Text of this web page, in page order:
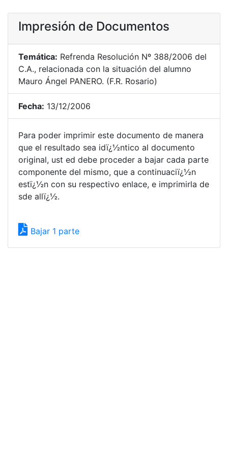
Impresión de Documentos
Temática: Refrenda Resolución Nº 388/2006 del
C.A., relacionada con la situación del alumno
Mauro Ángel PANERO. (F.R. Rosario)
Fecha: 13/12/2006
Para poder imprimir este documento de manera
que el resultado sea idï¿½ntico al documento
original, ust ed debe proceder a bajar cada parte
componente del mismo, que a continuaciï¿½n
estï¿½n con su respectivo enlace, e imprimirla de
sde allï¿½.
Bajar 1 parte